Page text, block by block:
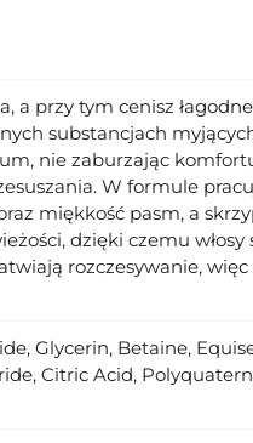
przy tym cenisz
substancjach
nie zaburzając
W formule
miękkość pasm, a
dzięki czemu
rozczesywanie,
Glycerin, Betaine,
Citric Acid,